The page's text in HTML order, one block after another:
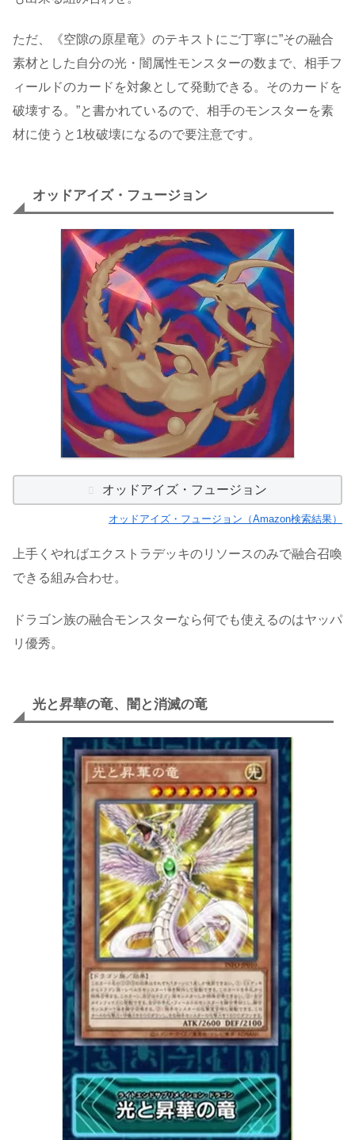
ただ、《空隙の原星竜》のテキストにご丁寧に”その融合
素材とした自分の光・闇属性モンスターの数まで、相手フ
ィールドのカードを対象として発動できる。そのカードを
破壊する。”と書かれているので、相手のモンスターを素
材に使うと1枚破壊になるので要注意です。
オッドアイズ・フュージョン
オッドアイズ・フュージョン
オッドアイズ・フュージョン（Amazon検索結果）
上手くやればエクストラデッキのリソースのみで融合召喚
できる組み合わせ。
ドラゴン族の融合モンスターなら何でも使えるのはヤッパ
リ優秀。
光と昇華の竜、闇と消滅の竜